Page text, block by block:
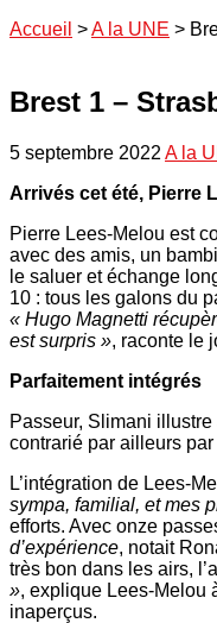
Accueil >A la UNE >
Brest 1 –
5 septembre 2022 A la
Arrivés cet été, Pierre
Pierre Lees-Melou est
avec des amis, un
le saluer et échange
10 : tous les galons du
« Hugo Magnetti
est surpris », raconte le
Parfaitement intégrés
Passeur, Slimani
contrarié par ailleurs
L’intégration de Lees-
sympa, familial, et mes
efforts. Avec onze
d’expérience, notait
très bon dans les airs,
», explique Lees-Melou
inaperçus.